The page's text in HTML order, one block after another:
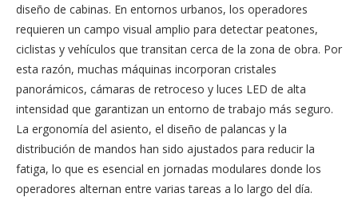
diseño de cabinas. En entornos urbanos, los operadores
requieren un campo visual amplio para detectar peatones,
ciclistas y vehículos que transitan cerca de la zona de obra. Por
esta razón, muchas máquinas incorporan cristales
panorámicos, cámaras de retroceso y luces LED de alta
intensidad que garantizan un entorno de trabajo más seguro.
La ergonomía del asiento, el diseño de palancas y la
distribución de mandos han sido ajustados para reducir la
fatiga, lo que es esencial en jornadas modulares donde los
operadores alternan entre varias tareas a lo largo del día.